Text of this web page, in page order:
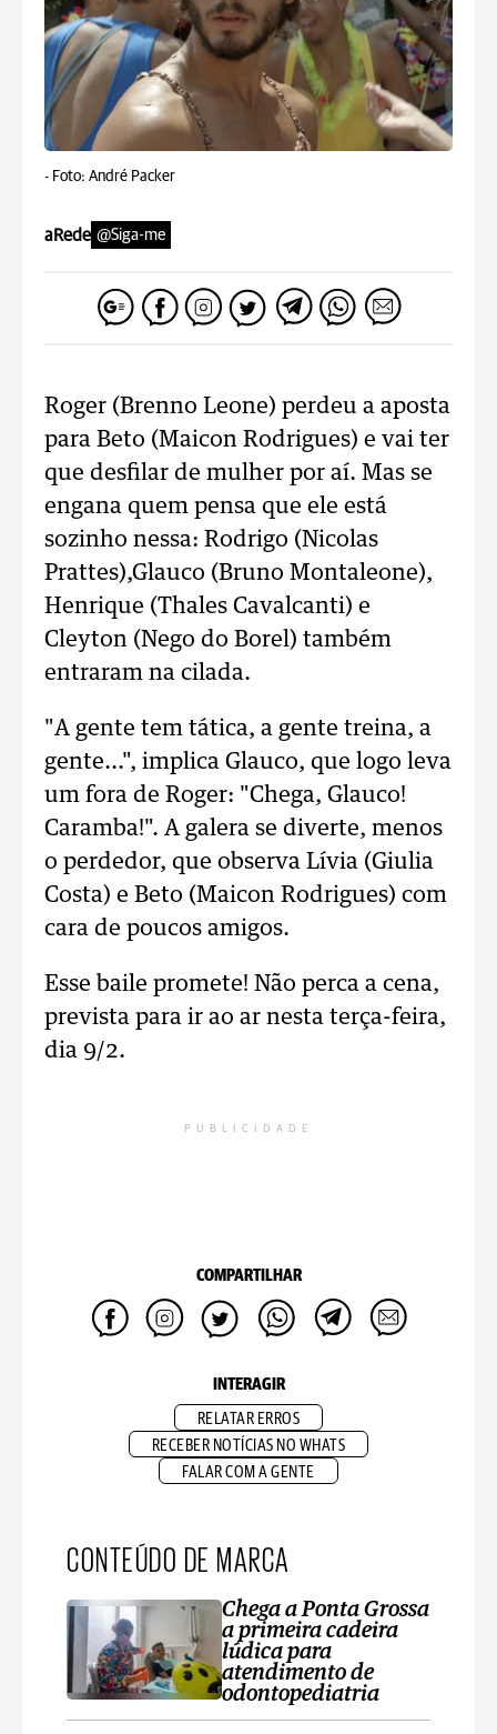
- Foto: André Packer
aRede @Siga-me
Roger (Brenno Leone) perdeu a aposta
para Beto (Maicon Rodrigues) e vai ter
que desfilar de mulher por aí. Mas se
engana quem pensa que ele está
sozinho nessa: Rodrigo (Nicolas
Prattes),Glauco (Bruno Montaleone),
Henrique (Thales Cavalcanti) e
Cleyton (Nego do Borel) também
entraram na cilada.
"A gente tem tática, a gente treina, a
gente...", implica Glauco, que logo leva
um fora de Roger: "Chega, Glauco!
Caramba!". A galera se diverte, menos
o perdedor, que observa Lívia (Giulia
Costa) e Beto (Maicon Rodrigues) com
cara de poucos amigos.
Esse baile promete! Não perca a cena,
prevista para ir ao ar nesta terça-feira,
dia 9/2.
PUBLICIDADE
COMPARTILHAR
INTERAGIR
RELATAR ERROS
RECEBER NOTÍCIAS NO WHATS
FALAR COM A GENTE
CONTEÚDO DE MARCA
Chega a Ponta Grossa
a primeira cadeira
lúdica para
atendimento de
odontopediatria